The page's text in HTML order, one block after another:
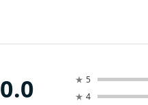
0.0 ★ 5
★ 4